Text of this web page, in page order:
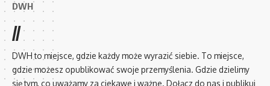
DWH
//
DWH to miejsce, gdzie każdy może wyrazić siebie. To miejsce,
gdzie możesz opublikować swoje przemyślenia. Gdzie dzielimy
się tym, co uważamy za ciekawe i ważne. Dołącz do nas i publikuj